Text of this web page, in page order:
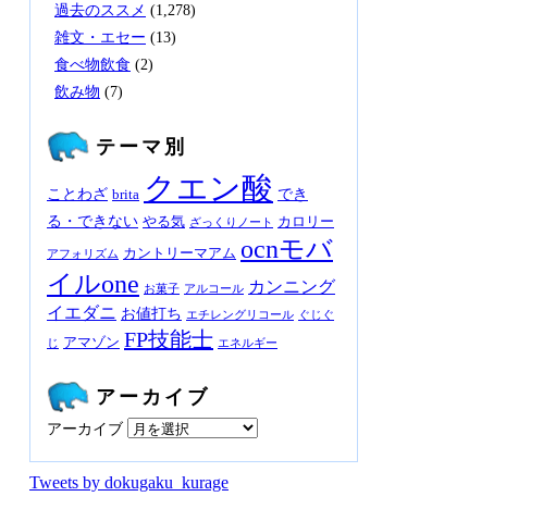
過去のススメ (1,278)
雑文・エセー (13)
食べ物飲食 (2)
飲み物 (7)
テーマ別
ことわざ brita クエン酸 でき
る・できない やる気 ざっくりノート カロリー
アフォリズム カントリーマアム ocnモバ
イルone お菓子 アルコール カンニング
イエダニ お値打ち エチレングリコール ぐじぐ
じ アマゾン FP技能士 エネルギー
アーカイブ
アーカイブ
Tweets by dokugaku_kurage